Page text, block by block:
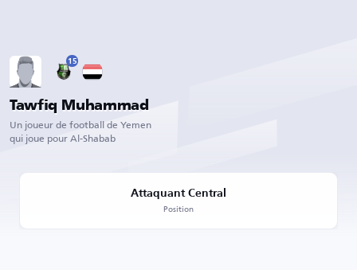
15
Tawfiq Muhammad
Un joueur de football de Yemen
qui joue pour Al-Shabab
Attaquant Central
Position